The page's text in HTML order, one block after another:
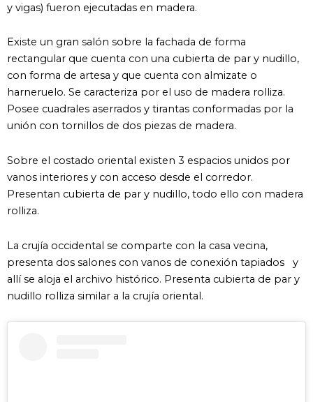
y vigas) fueron ejecutadas en madera.
Existe un gran salón sobre la fachada de forma
rectangular que cuenta con una cubierta de par y nudillo,
con forma de artesa y que cuenta con almizate o
harneruelo. Se caracteriza por el uso de madera rolliza.
Posee cuadrales aserrados y tirantas conformadas por la
unión con tornillos de dos piezas de madera.
Sobre el costado oriental existen 3 espacios unidos por
vanos interiores y con acceso desde el corredor.
Presentan cubierta de par y nudillo, todo ello con madera
rolliza.
La crujía occidental se comparte con la casa vecina,
presenta dos salones con vanos de conexión tapiados y
allí se aloja el archivo histórico. Presenta cubierta de par y
nudillo rolliza similar a la crujía oriental.